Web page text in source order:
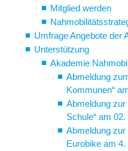
Mitglied werden
Umfrage Angebote der
Unterstützung
Akademie
Abmeldung
Kommunen“
Abmeldung
Schule“ am
Abmeldung
Eurobike am 4.